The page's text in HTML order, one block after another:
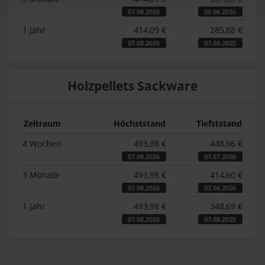
07.08.2026 08.06.2026
1 Jahr 414,09 €
07.08.2026
285,88 €
07.08.2025
Holzpellets Sackware
Zeitraum Höchststand
Tiefststand
4 Wochen
493,98 €
07.08.2026
448,96 €
07.07.2026
3 Monate 493,98 €
07.08.2026
414,60 €
02.06.2026
1 Jahr 493,98 €
07.08.2026
348,69 €
07.08.2025